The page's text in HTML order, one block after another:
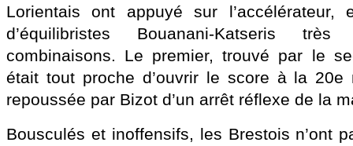
Lorientais ont appuyé sur l’accélérateur,
d’équilibristes Bouanani-Katseris
combinaisons. Le premier, trouvé par le
était tout proche d’ouvrir le score à la 20e
repoussée par Bizot d’un arrêt réflexe de la
Bousculés et inoffensifs, les Brestois n’ont